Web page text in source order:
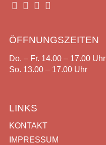
   
ÖFFNUNGSZEITEN
Do. – Fr. 14.00 – 17.00 Uhr
So. 13.00 – 17.00 Uhr
LINKS
KONTAKT
IMPRESSUM